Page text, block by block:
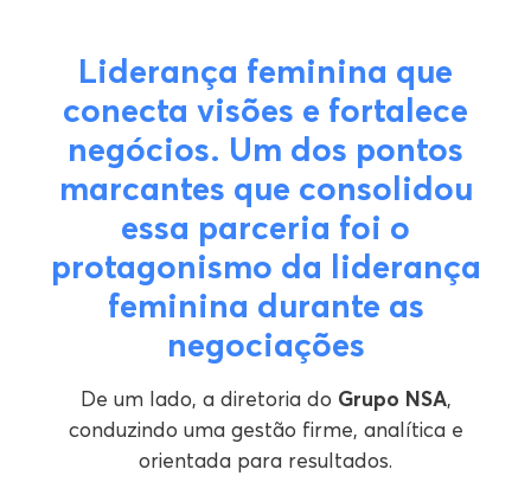
Liderança feminina que
conecta visões e fortalece
negócios. Um dos pontos
marcantes que consolidou
essa parceria foi o
protagonismo da liderança
feminina durante as
negociações
De um lado, a diretoria do Grupo NSA,
conduzindo uma gestão firme, analítica e
orientada para resultados.